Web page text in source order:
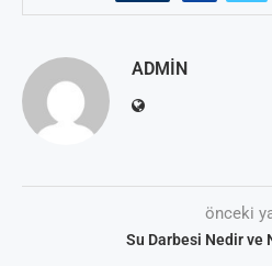
ADMIN
önceki
Su Darbesi Nedir ve